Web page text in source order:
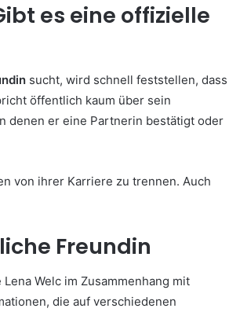
es eine offizielle
sucht, wird schnell feststellen, dass
öffentlich kaum über sein
denen er eine Partnerin bestätigt oder
von ihrer Karriere zu trennen. Auch
Freundin
Welc im Zusammenhang mit
die auf verschiedenen